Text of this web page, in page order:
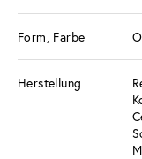
Form, Farbe
Herstellung